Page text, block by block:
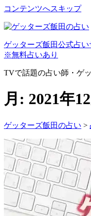
コンテンツへスキップ
ゲッターズ飯田公式占い
※無料占いあり
TVで話題の占い師・ゲ
月: 2021年
ゲッターズ飯田の占い >